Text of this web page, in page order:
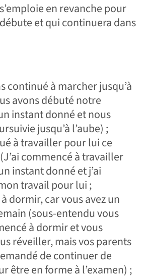
en revanche pour
et qui continuera dans
continué à marcher jusqu’à
avons débuté notre
instant donné et nous
jusqu’à l’aube) ;
à travailler pour lui ce
commencé à travailler
instant donné et j’ai
travail pour lui ;
dormir, car vous avez un
(sous-entendu vous
à dormir et vous
réveiller, mais vos parents
de continuer de
être en forme à l’examen) ;